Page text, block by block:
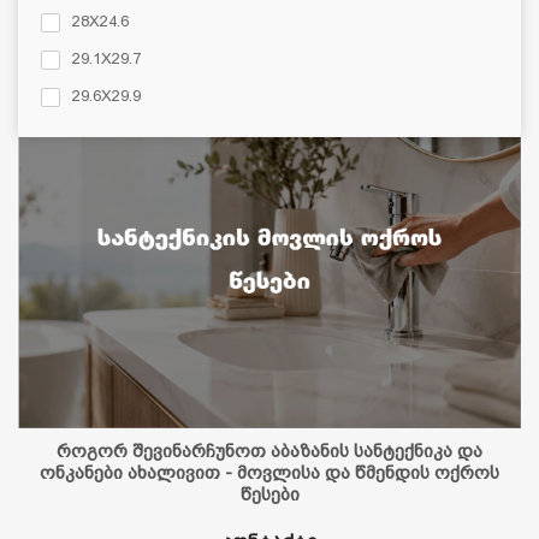
28X24.6
29.1X29.7
29.6X29.9
29X26.5
30X30.6
35.3X25.5
35X35
38X38
როგორ შევინარჩუნოთ აბაზანის სანტექნიკა და
ონკანები ახალივით - მოვლისა და წმენდის ოქროს
წესები